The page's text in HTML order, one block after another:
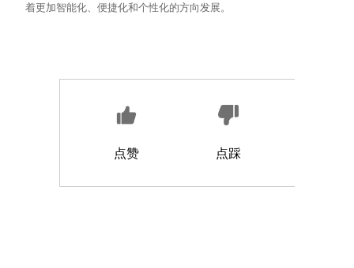
着更加智能化、便捷化和个性化的方向发展。